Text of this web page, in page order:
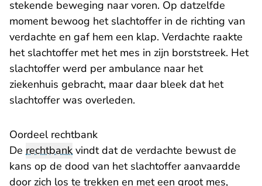
stekende beweging naar voren. Op datzelfde
moment bewoog het slachtoffer in de richting van
verdachte en gaf hem een klap. Verdachte raakte
het slachtoffer met het mes in zijn borststreek. Het
slachtoffer werd per ambulance naar het
ziekenhuis gebracht, maar daar bleek dat het
slachtoffer was overleden.
Oordeel rechtbank
De rechtbank vindt dat de verdachte bewust de
kans op de dood van het slachtoffer aanvaardde
door zich los te trekken en met een groot mes,